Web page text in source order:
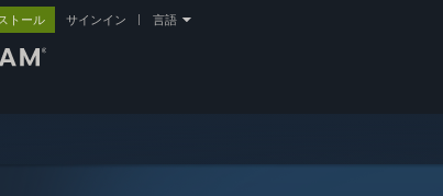
トール サインイン 言語